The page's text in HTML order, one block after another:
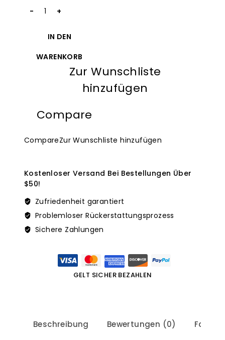
2004-
2009
Key
MOZB21TG
IN DEN
WARENKORB
Zur Wunschliste
hinzufügen
Compare
CompareZur Wunschliste hinzufügen
Kostenloser Versand Bei Bestellungen Über
$50!
Zufriedenheit garantiert
Problemloser Rückerstattungsprozess
Sichere Zahlungen
GELT SICHER BEZAHLEN
Beschreibung Bewertungen (0)